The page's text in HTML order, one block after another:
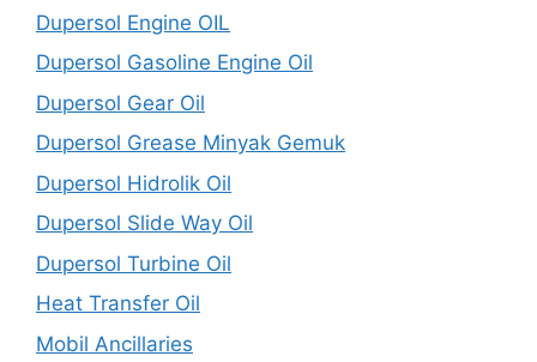
Dupersol Engine OIL
Dupersol Gasoline Engine Oil
Dupersol Gear Oil
Dupersol Grease Minyak Gemuk
Dupersol Hidrolik Oil
Dupersol Slide Way Oil
Dupersol Turbine Oil
Heat Transfer Oil
Mobil Ancillaries